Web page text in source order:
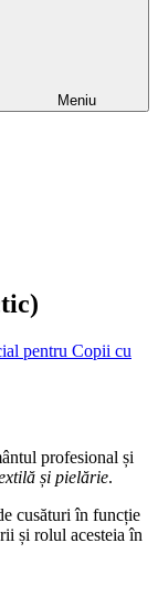
Meniu
pentru Copii cu
profesional și
și pielărie.
cusături în funcție
și rolul acesteia în